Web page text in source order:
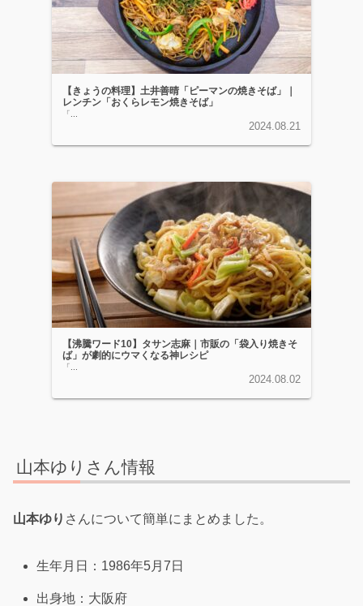
【きょうの料理】土井善晴「ピーマンの焼きそば」｜
レンチン「おくらレモン焼きそば」
「...
2024.08.21
【沸騰ワード10】タサン志麻｜市販の「袋入り焼きそ
ば」が劇的にウマくなる神レシピ
「...
2024.08.02
山本ゆりさん情報
山本ゆり さんについて簡単にまとめました。
生年月日：1986年5月7日
出身地：大阪府